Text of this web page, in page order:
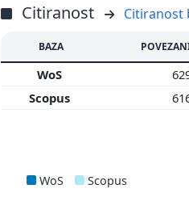
Citiranost Citiranost
BAZA
WoS
Scopus
WoS Scopus